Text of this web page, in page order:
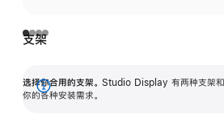
支架
选择你合用的支架。 Studio Display 有两种支架和
你的各种安装需求。
展